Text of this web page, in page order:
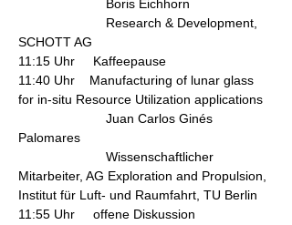
Boris Eichhorn
Research & Development,
SCHOTT AG
11:15 Uhr     Kaffeepause
11:40 Uhr    Manufacturing of lunar glass
for in-situ Resource Utilization applications
Juan Carlos Ginés
Palomares
Wissenschaftlicher
Mitarbeiter, AG Exploration and Propulsion,
Institut für Luft- und Raumfahrt, TU Berlin
11:55 Uhr     offene Diskussion